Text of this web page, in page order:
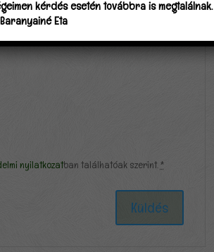
nyilatkozatban találhatóak szerint. *
kérdés esetén továbbra is megtalálnak.
Baranyainé Eta